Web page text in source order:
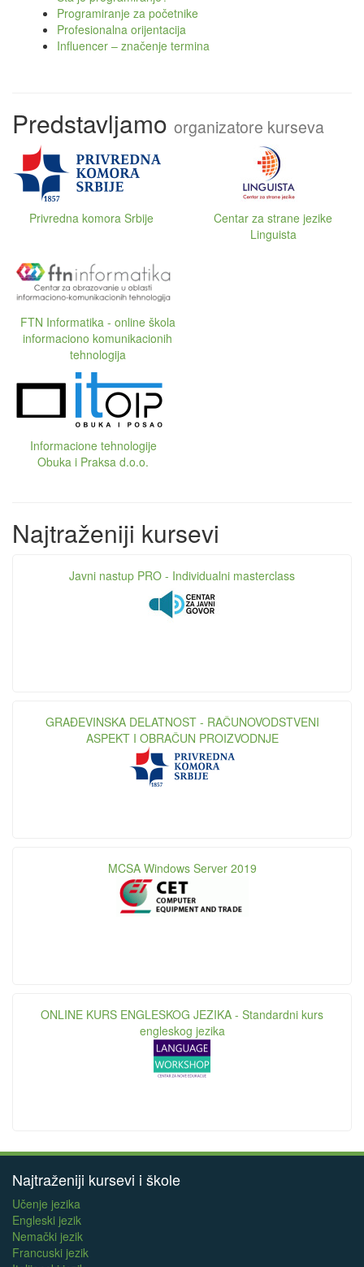
Programiranje za početnike
Profesionalna orijentacija
Influencer – značenje termina
Predstavljamo organizatore kurseva
Privredna komora Srbije
Centar za strane jezike
Linguista
FTN Informatika - online škola
informaciono komunikacionih
tehnologija
Informacione tehnologije
Obuka i Praksa d.o.o.
Najtraženiji kursevi
Javni nastup PRO - Individualni masterclass
GRAĐEVINSKA DELATNOST - RAČUNOVODSTVENI
ASPEKT I OBRAČUN PROIZVODNJE
MCSA Windows Server 2019
ONLINE KURS ENGLESKOG JEZIKA - Standardni kurs
engleskog jezika
Najtraženiji kursevi i škole
Učenje jezika
Engleski jezik
Nemački jezik
Francuski jezik